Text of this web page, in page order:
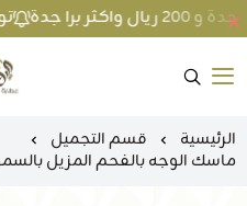
الرئيسية
قسم التجميل
ماسك الوجه بالفحم المزيل